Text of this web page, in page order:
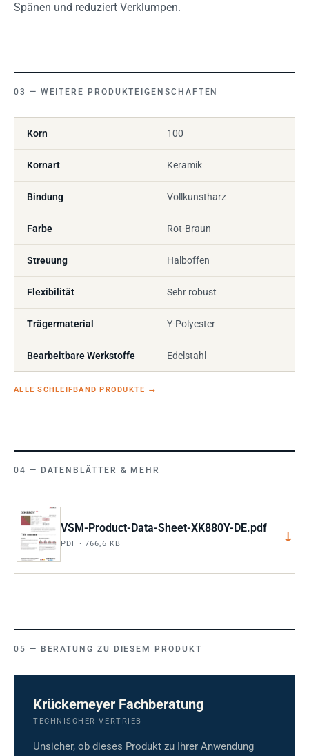
Spänen und reduziert Verklumpen.
WEITERE PRODUKTEIGENSCHAFTEN
Korn 100
Kornart Keramik
Bindung Vollkunstharz
Farbe Rot-Braun
Streuung Halboffen
Flexibilität Sehr robust
Trägermaterial Y-Polyester
Bearbeitbare Werkstoffe Edelstahl
ALLE SCHLEIFBAND PRODUKTE →
DATENBLÄTTER & MEHR
VSM-Product-Data-Sheet-XK880Y-DE.pdf
PDF · 766,6 KB
↓
BERATUNG ZU DIESEM PRODUKT
Krückemeyer Fachberatung
TECHNISCHER VERTRIEB
Unsicher, ob dieses Produkt zu Ihrer Anwendung